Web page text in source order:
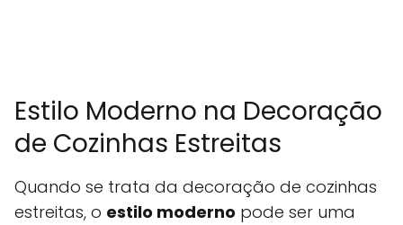
Estilo Moderno na Decoração
de Cozinhas Estreitas
Quando se trata da decoração de cozinhas
estreitas, o estilo moderno pode ser uma